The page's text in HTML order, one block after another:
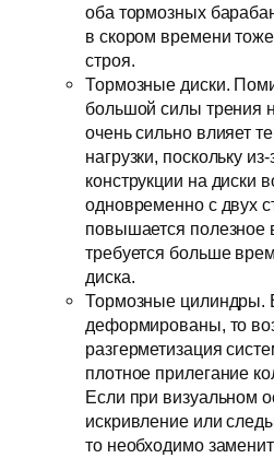
оба тормозных
в скором времени
строя.
Тормозные диски.
большой силы трения
очень сильно влияет
нагрузки, поскольку
конструкции на диски
одновременно с двух
повышается полезное
требуется больше
диска.
Тормозные цилиндры.
деформированы, то
разгерметизация
плотное прилегание
Если при визуальном
искривление или
то необходимо